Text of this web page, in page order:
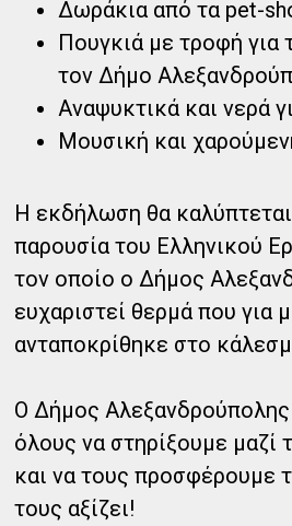
Δωράκια από τα pet-
Πουγκιά με τροφή για
τον Δήμο
Αναψυκτικά και νερά
Μουσική και
Η εκδήλωση θα
παρουσία του Ελληνικού
τον οποίο ο Δήμος
ευχαριστεί θερμά που για
ανταποκρίθηκε στο
Ο Δήμος Αλεξανδρούπολης
όλους να στηρίξουμε μαζί
και να τους προσφέρουμε
τους αξίζει!